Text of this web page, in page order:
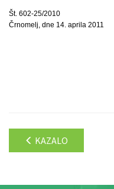
Št. 602-25/2010
Črnomelj, dne 14. aprila 2011
KAZALO